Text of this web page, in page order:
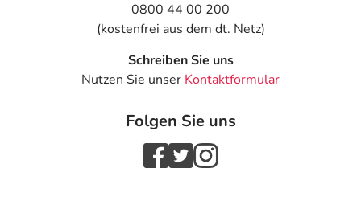
0800 44 00 200
(kostenfrei aus dem dt. Netz)
Schreiben Sie uns
Nutzen Sie unser Kontaktformular
Folgen Sie uns